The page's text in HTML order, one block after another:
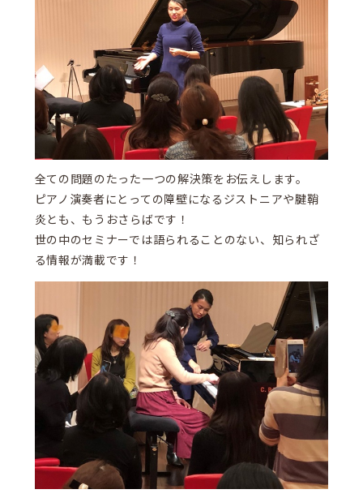
全ての問題のたった一つの解決策をお伝えします。
ピアノ演奏者にとっての障壁になるジストニアや腱鞘
炎とも、もうおさらばです！
世の中のセミナーでは語られることのない、知られざ
る情報が満載です！